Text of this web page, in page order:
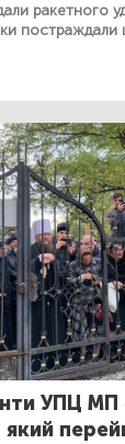
ракетного
УПЦ